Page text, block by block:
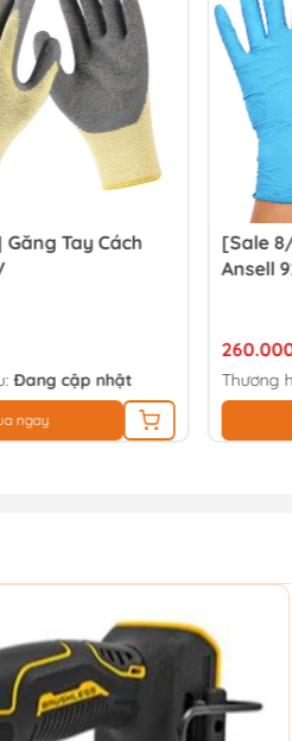
Tay Cách
Đang cập nhật
ngay
[Sale
Ansell
Thương